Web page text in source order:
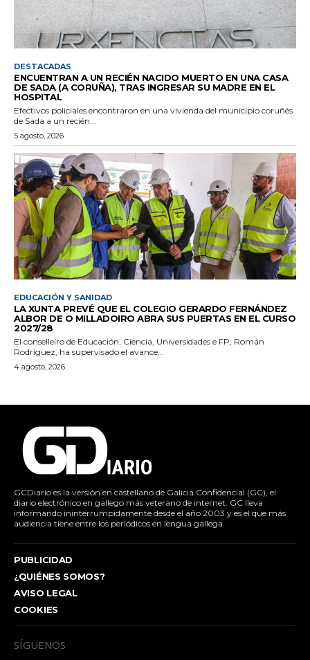
DESTACADAS
ENCUENTRAN A UN RECIÉN NACIDO MUERTO EN UNA CASA
DE SADA (A CORUÑA), TRAS INGRESAR SU MADRE EN EL
HOSPITAL
Efectivos policiales encontraron en una vivienda del municipio coruñés
de Sada a un recién...
5 agosto, 2026
EDUCACIÓN Y SANIDAD
LA XUNTA PREVÉ QUE EL COLEGIO GERARDO FERNÁNDEZ
ALBOR DE O MILLADOIRO ABRA SUS PUERTAS EN EL CURSO
2027/28
El conselleiro de Educación, Ciencia, Universidades e FP, Román
Rodríguez, ha supervisado el avance...
4 agosto, 2026
GCDiario es la versión en castellano de Galicia Confidencial (GC), el
diario electrónico en gallego más veterano de internet. GC lleva
informando ininterrumpidamente desde el año 2003 y es el que más
audiencia tiene entre los periódicos en lengua gallega.
PUBLICIDAD
¿QUIÉNES SOMOS?
AVISO LEGAL
COOKIES
SÍGUENOS